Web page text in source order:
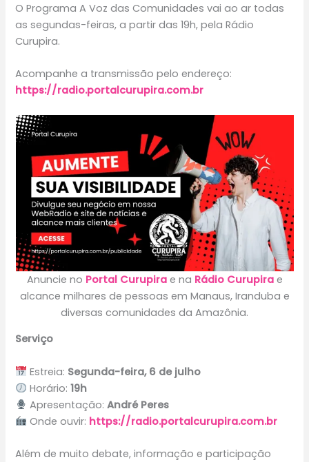
O Programa A Voz das Comunidades vai ao ar todas
as segundas-feiras, a partir das 19h, pela Rádio
Curupira.
Acompanhe a transmissão pelo endereço:
https://radio.portalcurupira.com.br
Anuncie no Portal Curupirae na Rádio Curupirae
alcance milhares de pessoas em Manaus, Iranduba e
diversas comunidades da Amazônia.
Serviço
Estreia: Segunda-feira, 6 de julho
Horário:19h
Apresentação:André Peres
Onde ouvir: https://radio.portalcurupira.com.br
Além de muito debate, informação e participação